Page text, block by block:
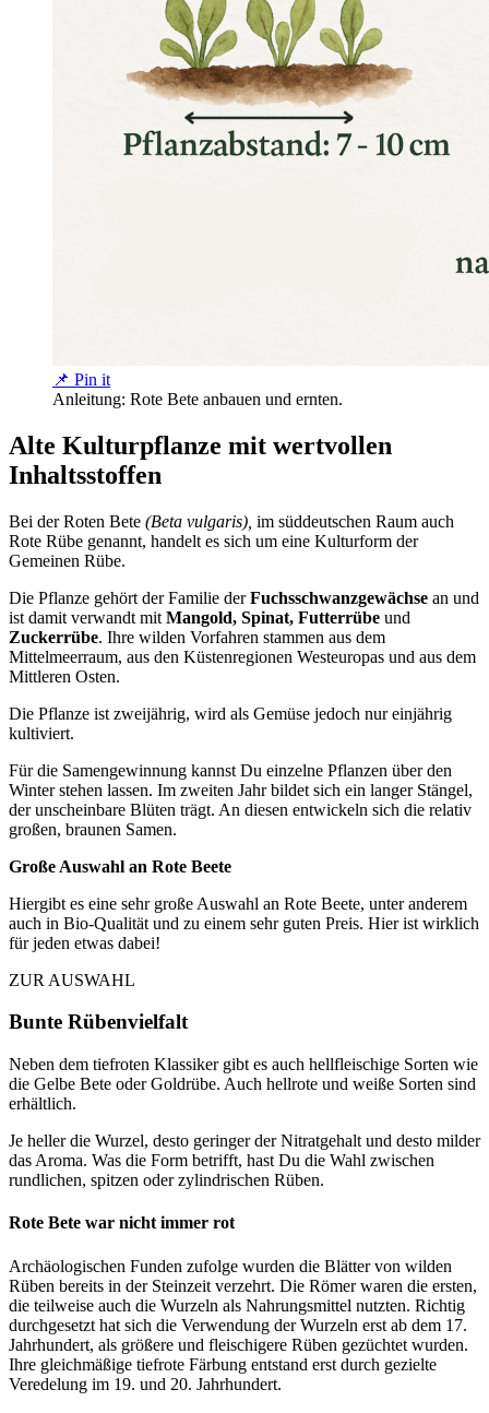
📌 Pin it
Anleitung: Rote Bete anbauen und ernten.
Alte Kulturpflanze mit wertvollen
Inhaltsstoffen
Bei der Roten Bete (Beta vulgaris), im süddeutschen Raum auch
Rote Rübe genannt, handelt es sich um eine Kulturform der
Gemeinen Rübe.
Die Pflanze gehört der Familie derFuchsschwanzgewächse an und
ist damit verwandt mit Mangold, Spinat, Futterrübe und
Zuckerrübe. Ihre wilden Vorfahren stammen aus dem
Mittelmeerraum, aus den Küstenregionen Westeuropas und aus dem
Mittleren Osten.
Die Pflanze ist zweijährig, wird als Gemüse jedoch nur einjährig
kultiviert.
Für die Samengewinnung kannst Du einzelne Pflanzen über den
Winter stehen lassen. Im zweiten Jahr bildet sich ein langer Stängel,
der unscheinbare Blüten trägt. An diesen entwickeln sich die relativ
großen, braunen Samen.
Große Auswahl an Rote Beete
Hiergibt es eine sehr große Auswahl an Rote Beete, unter anderem
auch in Bio-Qualität und zu einem sehr guten Preis. Hier ist wirklich
für jeden etwas dabei!
ZUR AUSWAHL
Bunte Rübenvielfalt
Neben dem tiefroten Klassiker gibt es auch hellfleischige Sorten wie
die Gelbe Bete oder Goldrübe. Auch hellrote und weiße Sorten sind
erhältlich.
Je heller die Wurzel, desto geringer der Nitratgehalt und desto milder
das Aroma. Was die Form betrifft, hast Du die Wahl zwischen
rundlichen, spitzen oder zylindrischen Rüben.
Rote Bete war nicht immer rot
Archäologischen Funden zufolge wurden die Blätter von wilden
Rüben bereits in der Steinzeit verzehrt. Die Römer waren die ersten,
die teilweise auch die Wurzeln als Nahrungsmittel nutzten. Richtig
durchgesetzt hat sich die Verwendung der Wurzeln erst ab dem 17.
Jahrhundert, als größere und fleischigere Rüben gezüchtet wurden.
Ihre gleichmäßige tiefrote Färbung entstand erst durch gezielte
Veredelung im 19. und 20. Jahrhundert.